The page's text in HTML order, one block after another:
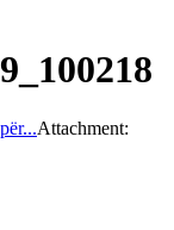
Attachment: